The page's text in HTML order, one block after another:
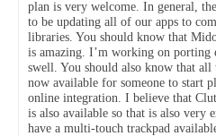
plan is very welcome. In general,
to be updating all of our apps to
libraries. You should know that
is amazing. I’m working on porting
swell. You should also know that
now available for someone to start
online integration. I believe that
is also available so that is also very
have a multi-touch trackpad